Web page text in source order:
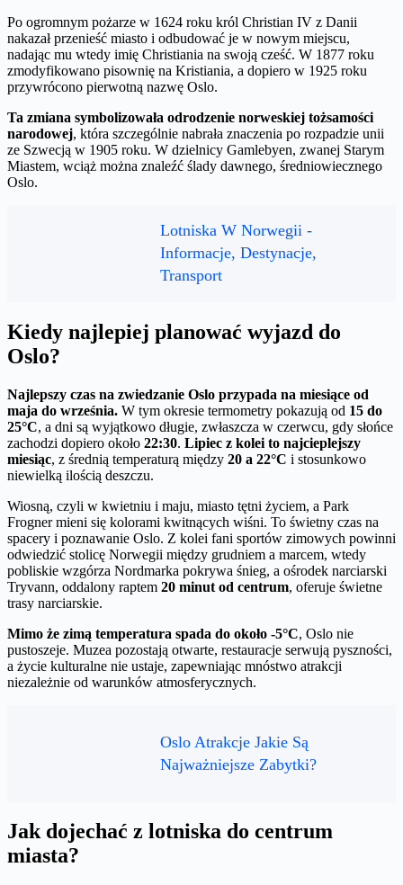
Po ogromnym pożarze w 1624 roku król Christian IV z Danii
nakazał przenieść miasto i odbudować je w nowym miejscu,
nadając mu wtedy imię Christiania na swoją cześć. W 1877 roku
zmodyfikowano pisownię na Kristiania, a dopiero w 1925 roku
przywrócono pierwotną nazwę Oslo.
Ta zmiana symbolizowała odrodzenie norweskiej tożsamości
narodowej, która szczególnie nabrała znaczenia po rozpadzie unii
ze Szwecją w 1905 roku. W dzielnicy Gamlebyen, zwanej Starym
Miastem, wciąż można znaleźć ślady dawnego, średniowiecznego
Oslo.
Lotniska W Norwegii -
Informacje, Destynacje,
Transport
Kiedy najlepiej planować wyjazd do
Oslo?
Najlepszy czas na zwiedzanie Oslo przypada na miesiące od
maja do września. W tym okresie termometry pokazują od 15 do
25°C, a dni są wyjątkowo długie, zwłaszcza w czerwcu, gdy słońce
zachodzi dopiero około 22:30. Lipiec z kolei to najcieplejszy
miesiąc, z średnią temperaturą między 20 a 22°C i stosunkowo
niewielką ilością deszczu.
Wiosną, czyli w kwietniu i maju, miasto tętni życiem, a Park
Frogner mieni się kolorami kwitnących wiśni. To świetny czas na
spacery i poznawanie Oslo. Z kolei fani sportów zimowych powinni
odwiedzić stolicę Norwegii między grudniem a marcem, wtedy
pobliskie wzgórza Nordmarka pokrywa śnieg, a ośrodek narciarski
Tryvann, oddalony raptem 20 minut od centrum, oferuje świetne
trasy narciarskie.
Mimo że zimą temperatura spada do około -5°C, Oslo nie
pustoszeje. Muzea pozostają otwarte, restauracje serwują pyszności,
a życie kulturalne nie ustaje, zapewniając mnóstwo atrakcji
niezależnie od warunków atmosferycznych.
Oslo Atrakcje Jakie Są
Najważniejsze Zabytki?
Jak dojechać z lotniska do centrum
miasta?